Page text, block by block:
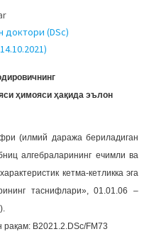
(DSc)
ҳимояси ҳақида эълон
(илмий даража бериладиган
алгебраларининг ечимли ва
кетма-кетликка эга
таснифлари», 01.01.06 –
рақам: В2021.2.DSc/FM73